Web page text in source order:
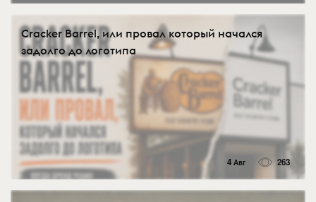
Cracker Barrel, или провал который начался
задолго до логотипа
4 Авг 263